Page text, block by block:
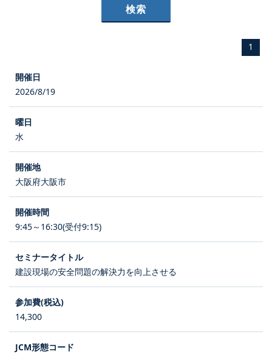
1
2026/8/19
水
大阪府大阪市
9:45～16:30(受付9:15)
建設現場の安全問題の解決力を向上させる
14,300